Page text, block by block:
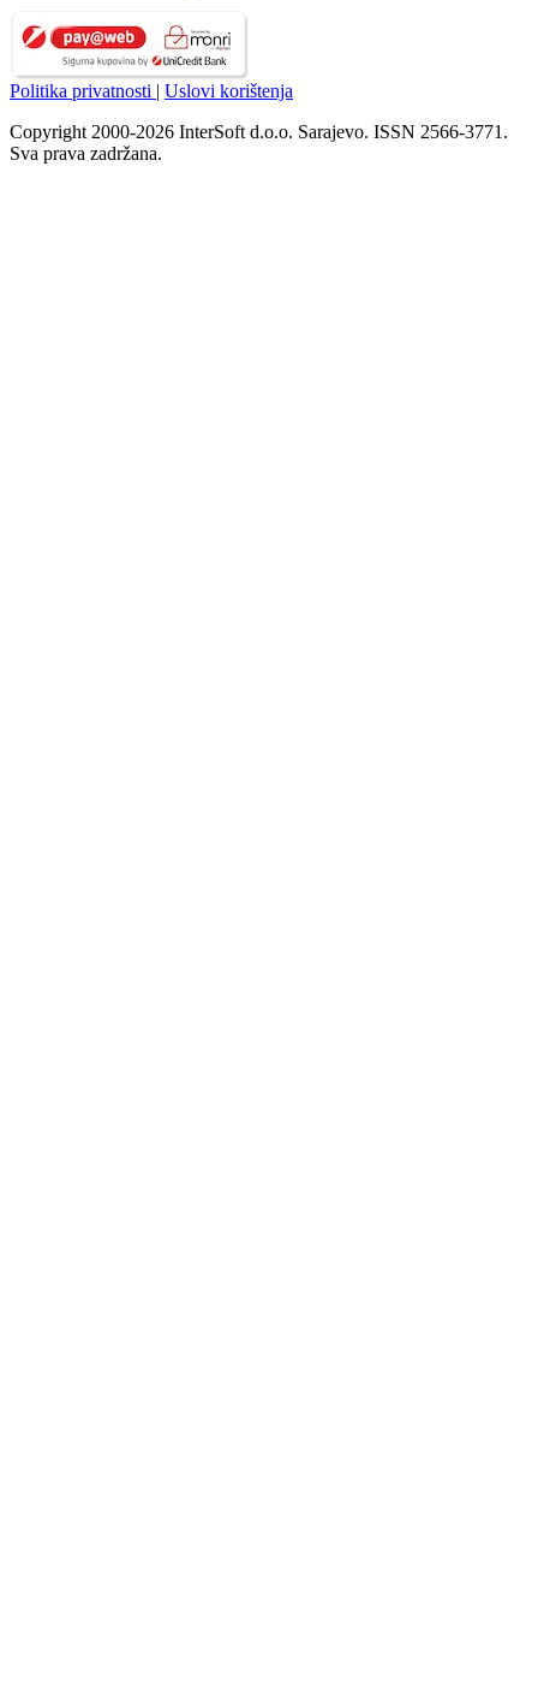
Politika privatnosti | Uslovi korištenja
Copyright 2000-2026 InterSoft d.o.o. Sarajevo. ISSN 2566-3771.
Sva prava zadržana.